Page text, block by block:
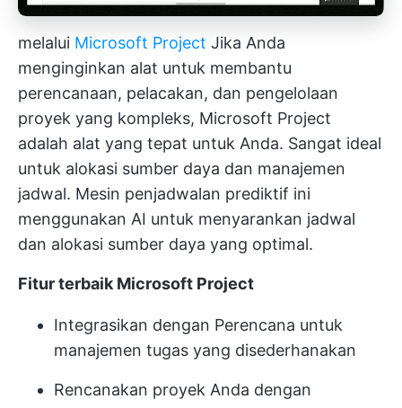
melalui Microsoft Project Jika Anda
menginginkan alat untuk membantu
perencanaan, pelacakan, dan pengelolaan
proyek yang kompleks, Microsoft Project
adalah alat yang tepat untuk Anda. Sangat ideal
untuk alokasi sumber daya dan manajemen
jadwal. Mesin penjadwalan prediktif ini
menggunakan AI untuk menyarankan jadwal
dan alokasi sumber daya yang optimal.
Fitur terbaik Microsoft Project
Integrasikan dengan Perencana untuk
manajemen tugas yang disederhanakan
Rencanakan proyek Anda dengan